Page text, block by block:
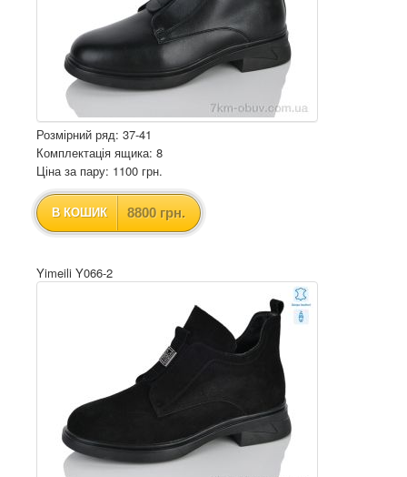
Розмірний ряд: 37-41
Комплектація ящика: 8
Ціна за пару: 1100 грн.
В КОШИК 8800 грн.
Yimeili Y066-2